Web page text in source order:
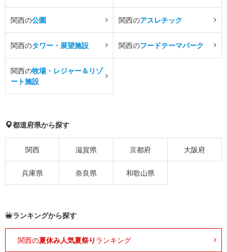
関西の公園 関西のアスレチック
関西のタワー・展望施設 関西のフードテーマパーク
関西の牧場・レジャー＆リゾ
ート施設
都道府県から探す
関西 滋賀県 京都府 大阪府
兵庫県 奈良県 和歌山県
ランキングから探す
関西の夏休み人気夏祭り ランキング